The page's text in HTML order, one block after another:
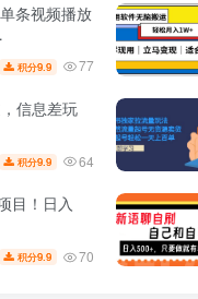
条视频播放
积分9.9 77
信息差玩
积分9.9 64
目！日入
积分9.9 70